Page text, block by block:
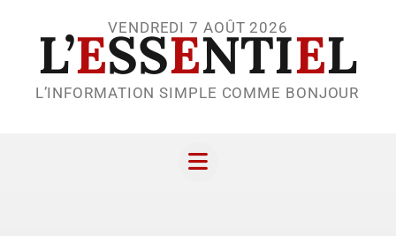
VENDREDI 7 AOÛT 2026
L’ESSENTIEL
L’INFORMATION SIMPLE COMME BONJOUR